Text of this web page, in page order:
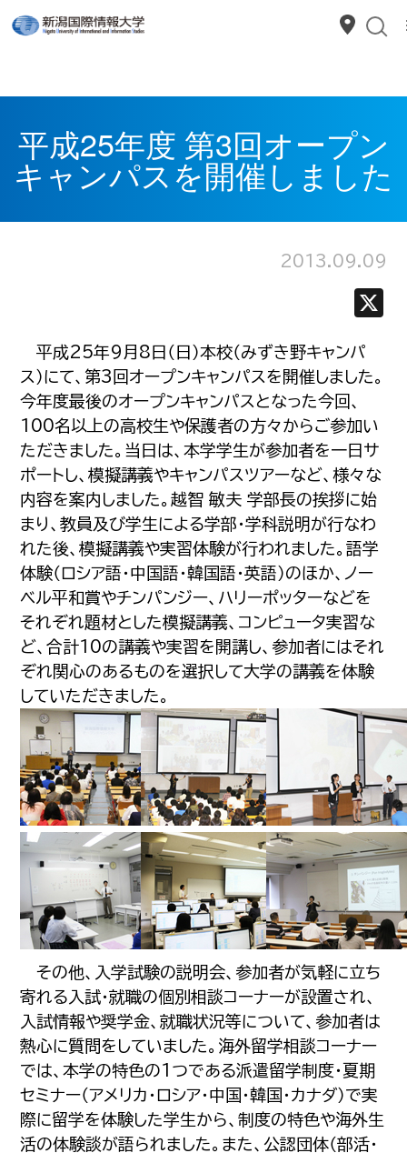
平成25年度 第3回オープン
キャンパスを開催しました
2013.09.09
平成25年9月8日（日）本校（みずき野キャンパ
ス）にて、第3回オープンキャンパスを開催しました。
今年度最後のオープンキャンパスとなった今回、
100名以上の高校生や保護者の方々からご参加い
ただきました。当日は、本学学生が参加者を一日サ
ポートし、模擬講義やキャンパスツアーなど、様々な
内容を案内しました。越智 敏夫 学部長の挨拶に始
まり、教員及び学生による学部・学科説明が行なわ
れた後、模擬講義や実習体験が行われました。語学
体験（ロシア語・中国語・韓国語・英語）のほか、ノー
ベル平和賞やチンパンジー、ハリーポッターなどを
それぞれ題材とした模擬講義、コンピュータ実習な
ど、合計10の講義や実習を開講し、参加者にはそれ
ぞれ関心のあるものを選択して大学の講義を体験
していただきました。
その他、入学試験の説明会、参加者が気軽に立ち
寄れる入試・就職の個別相談コーナーが設置され、
入試情報や奨学金、就職状況等について、参加者は
熱心に質問をしていました。海外留学相談コーナー
では、本学の特色の1つである派遣留学制度・夏期
セミナー（アメリカ・ロシア・中国・韓国・カナダ）で実
際に留学を体験した学生から、制度の特色や海外生
活の体験談が語られました。また、公認団体（部活・